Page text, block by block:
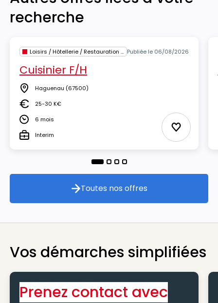
recherche
Loisirs / Hôtellerie / Restauration / Tourisme Publiée le 06/08/2026
Cuisinier F/H
Lieu Haguenau (67500)
Salaire25-30 K€
Durée6 mois
TypeInterim Ajouter
Toutes nos offres
Toutes nos offres
Vos démarches simplifiées
Prenez contact avec